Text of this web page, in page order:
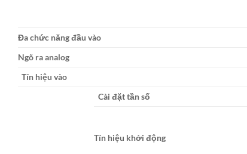
Đa chức năng đầu vào
Ngõ ra analog
Tín hiệu vào
Cài đặt tần số
Tín hiệu khởi động